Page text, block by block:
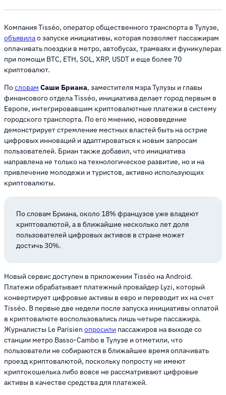
Компания Tisséo, оператор общественного транспорта в Тулузе,
объявилао запуске инициативы, которая позволяет пассажирам
оплачивать поездки в метро, автобусах, трамваях и фуникулерах
при помощи BTC, ETH, SOL, XRP, USDT и еще более 70
криптовалют.
Пословам Саши Бриана, заместителя мэра Тулузы и главы
финансового отдела Tisséo, инициатива делает город первым в
Европе, интегрировавшим криптовалютные платежи в систему
городского транспорта. По его мнению, нововведение
демонстрирует стремление местных властей быть на острие
цифровых инноваций и адаптироваться к новым запросам
пользователей. Бриан также добавил, что инициатива
направлена не только на технологическое развитие, но и на
привлечение молодежи и туристов, активно использующих
криптовалюты.
По словам Бриана, около 18% французов уже владеют
криптовалютой, а в ближайшие несколько лет доля
пользователей цифровых активов в стране может
достичь 30%.
Новый сервис доступен в приложении Tisséo на Android.
Платежи обрабатывает платежный провайдер Lyzi, который
конвертирует цифровые активы в евро и переводит их на счет
Tisséo. В первые две недели после запуска инициативы оплатой
в криптовалюте воспользовались лишь четыре пассажира.
Журналисты Le Parisien опросили пассажиров на выходе со
станции метро Basso-Cambo в Тулузе и отметили, что
пользователи не собираются в ближайшее время оплачивать
проезд криптовалютой, поскольку попросту не имеют
криптокошелька либо вовсе не рассматривают цифровые
активы в качестве средства для платежей.